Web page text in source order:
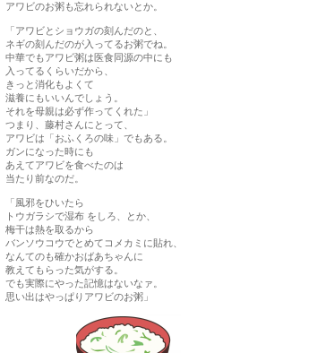
アワビのお粥も忘れられないとか。
「アワビとショウガの刻んだのと、
ネギの刻んだのが入ってるお粥でね。
中華でもアワビ粥は医食同源の中にも
入ってるくらいだから、
きっと消化もよくて
滋養にもいいんでしょう。
それを母親は必ず作ってくれた」
つまり、藤村さんにとって、
アワビは「おふくろの味」でもある。
ガンになった時にも
あえてアワビを食べたのは
当たり前なのだ。
「風邪をひいたら
トウガラシで湿布 をしろ、とか、
梅干は熱を取るから
バンソウコウでとめてコメカミに貼れ、
なんてのも確かおばあちゃんに
教えてもらった気がする。
でも実際にやった記憶はないなァ。
思い出はやっぱりアワビのお粥」